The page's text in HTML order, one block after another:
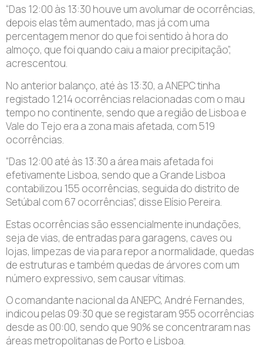
“Das 12:00 às 13:30 houve um avolumar de ocorrências,
depois elas têm aumentado, mas já com uma
percentagem menor do que foi sentido à hora do
almoço, que foi quando caiu a maior precipitação”,
acrescentou.
No anterior balanço, até às 13:30, a ANEPC tinha
registado 1.214 ocorrências relacionadas com o mau
tempo no continente, sendo que a região de Lisboa e
Vale do Tejo era a zona mais afetada, com 519
ocorrências.
“Das 12:00 até às 13:30 a área mais afetada foi
efetivamente Lisboa, sendo que a Grande Lisboa
contabilizou 155 ocorrências, seguida do distrito de
Setúbal com 67 ocorrências”, disse Elísio Pereira.
Estas ocorrências são essencialmente inundações,
seja de vias, de entradas para garagens, caves ou
lojas, limpezas de via para repor a normalidade, quedas
de estruturas e também quedas de árvores com um
número expressivo, sem causar vítimas.
O comandante nacional da ANEPC, André Fernandes,
indicou pelas 09:30 que se registaram 955 ocorrências
desde as 00:00, sendo que 90% se concentraram nas
áreas metropolitanas de Porto e Lisboa.